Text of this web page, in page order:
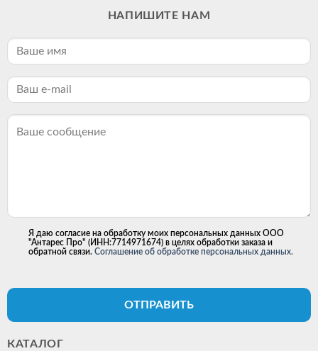
НАПИШИТЕ НАМ
Я даю согласие на обработку моих персональных данных ООО
"Антарес Про" (ИНН:7714971674) в целях обработки заказа и
обратной связи. Соглашение об обработке персональных данных.
ОТПРАВИТЬ
КАТАЛОГ